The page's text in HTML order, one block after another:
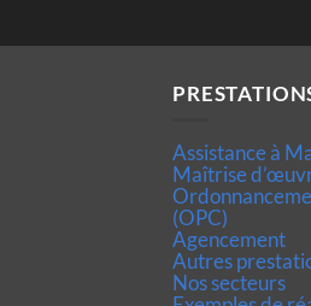
Assistance à
Maîtrise
(OPC)
Agencement
Autres
Nos secteurs